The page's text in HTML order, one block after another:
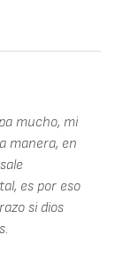
mucho, mi
manera, en
es por eso
si dios